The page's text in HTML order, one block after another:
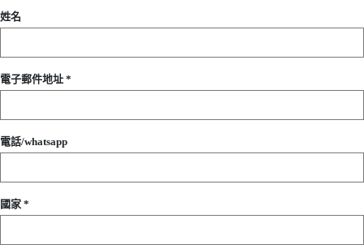
姓名
電子郵件地址 *
電話/whatsapp
國家 *